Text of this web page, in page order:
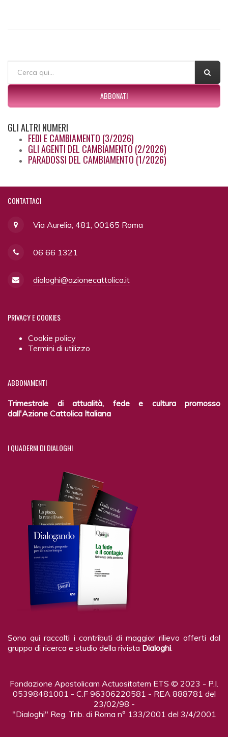
FORM DI RICERCA
ABBONATI
GLIALTRI NUMERI
FEDI E CAMBIAMENTO (3/2026)
GLI AGENTI DEL CAMBIAMENTO (2/2026)
PARADOSSI DEL CAMBIAMENTO (1/2026)
CONTATTACI
Via Aurelia, 481, 00165 Roma
06 66 1321
dialoghi@azionecattolica.it
PRIVACYE COOKIES
Cookie policy
Termini di utilizzo
ABBONAMENTI
Trimestrale di attualità, fede e cultura promosso
dall'Azione Cattolica Italiana
IQUADERNI DI DIALOGHI
Sono qui raccolti i contributi di maggior rilievo offerti dal
gruppo di ricerca e studio della rivista Dialoghi
Fondazione Apostolicam Actuositatem ETS © 2023 - P.I.
05398481001 - C.F 96306220581 - REA 888781 del
23/02/98 -
"Dialoghi" Reg. Trib. di Roma n° 133/2001 del 3/4/2001